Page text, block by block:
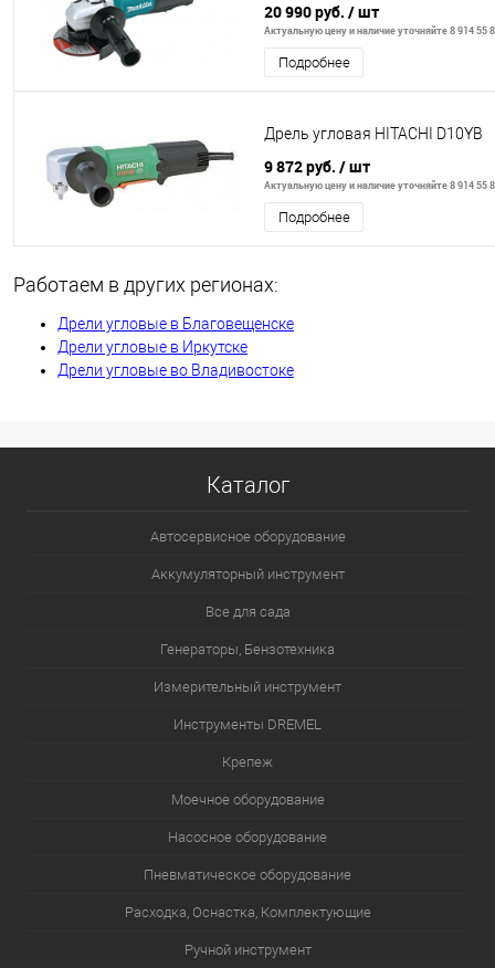
20 990 руб. / шт
Актуальную цену и наличие уточняйте 8 914 55
Подробнее
Дрель угловая HITACHI D10YB
9 872 руб. / шт
Актуальную цену и наличие уточняйте 8 914 55
Подробнее
Работаем в других регионах:
Дрели угловые в Благовещенске
Дрели угловые в Иркутске
Дрели угловые во Владивостоке
Каталог
Автосервисное оборудование
Аккумуляторный инструмент
Все для сада
Генераторы, Бензотехника
Измерительный инструмент
Инструменты DREMEL
Крепеж
Моечное оборудование
Насосное оборудование
Пневматическое оборудование
Расходка, Оснастка, Комплектующие
Ручной инструмент